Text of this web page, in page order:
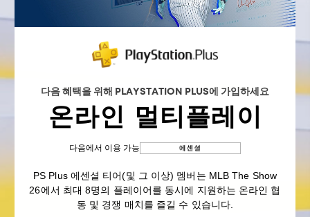
다음 혜택을 위해 PLAYSTATION PLUS에 가입하세요
온라인 멀티플레이
다음에서 이용 가능
PS Plus 에센셜 티어(및 그 이상) 멤버는 MLB The Show
26에서 최대 8명의 플레이어를 동시에 지원하는 온라인 협
동 및 경쟁 매치를 즐길 수 있습니다.